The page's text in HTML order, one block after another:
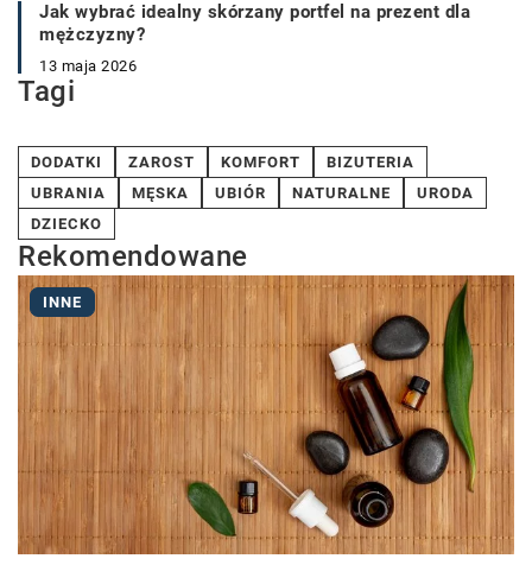
Jak wybrać idealny skórzany portfel na prezent dla
mężczyzny?
13 maja 2026
Tagi
DODATKI ZAROST KOMFORT
BIZUTERIA
UBRANIA
MĘSKA UBIÓR NATURALNE
URODA
DZIECKO
Rekomendowane
INNE